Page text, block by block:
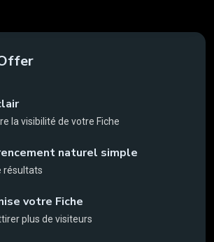
la visibilité de votre Fiche
naturel simple
résultats
votre Fiche
plus de visiteurs